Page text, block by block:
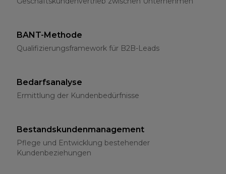
BANT-Methode
Qualifizierungsframework für B2B-Leads
Bedarfsanalyse
Ermittlung der Kundenbedürfnisse
Bestandskundenmanagement
Pflege und Entwicklung bestehender
Kundenbeziehungen